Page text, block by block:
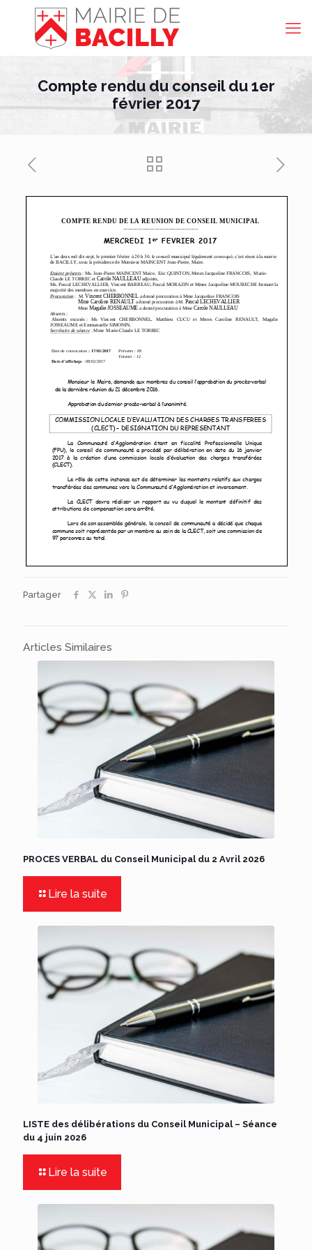
Compte rendu du conseil du 1er
février 2017
Partager
Articles Similaires
PROCES VERBAL du Conseil Municipal du 2 Avril 2026
Lire la suite
LISTE des délibérations du Conseil Municipal – Séance
du 4 juin 2026
Lire la suite